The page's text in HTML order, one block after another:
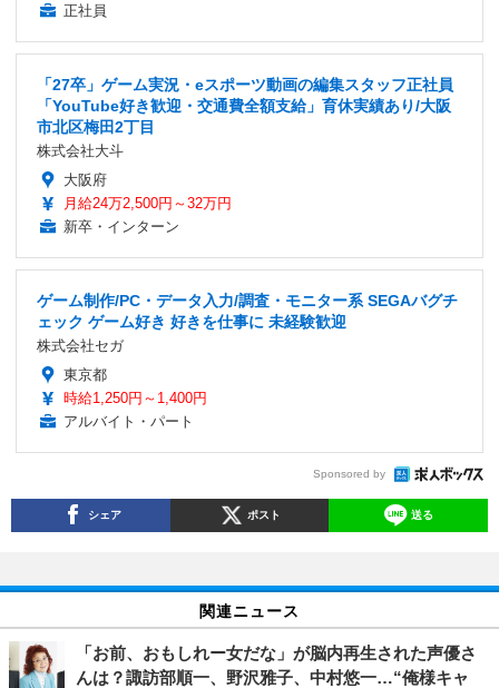
正社員
「27卒」ゲーム実況・eスポーツ動画の編集スタッフ正社員
「YouTube好き歓迎・交通費全額支給」育休実績あり/大阪
市北区梅田2丁目
株式会社大斗
大阪府
月給24万2,500円～32万円
新卒・インターン
ゲーム制作/PC・データ入力/調査・モニター系 SEGAバグチ
ェック ゲーム好き 好きを仕事に 未経験歓迎
株式会社セガ
東京都
時給1,250円～1,400円
アルバイト・パート
Sponsored by
シェア ポスト 送る
関連ニュース
「お前、おもしれー女だな」が脳内再生された声優さ
んは？諏訪部順一、野沢雅子、中村悠一…“俺様キャ